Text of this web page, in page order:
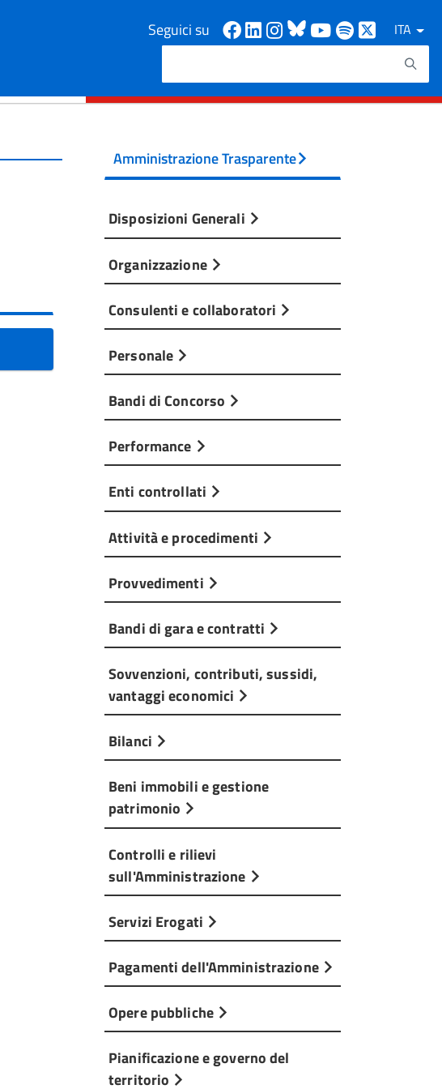
Seguici su Facebook
Linkedin
Instagram
Bluesky
Youtube
Spotify
ITA
Cerca
Amministrazione Trasparente
Disposizioni Generali
Organizzazione
Consulenti e collaboratori
Personale
Bandi di Concorso
Performance
Enti controllati
Attività e procedimenti
Provvedimenti
Bandi di gara e contratti
Sovvenzioni, contributi, sussidi,
vantaggi economici
Bilanci
Beni immobili e gestione
patrimonio
Controlli e rilievi
sull'Amministrazione
Servizi Erogati
Pagamenti dell'Amministrazione
Opere pubbliche
Pianificazione e governo del
territorio